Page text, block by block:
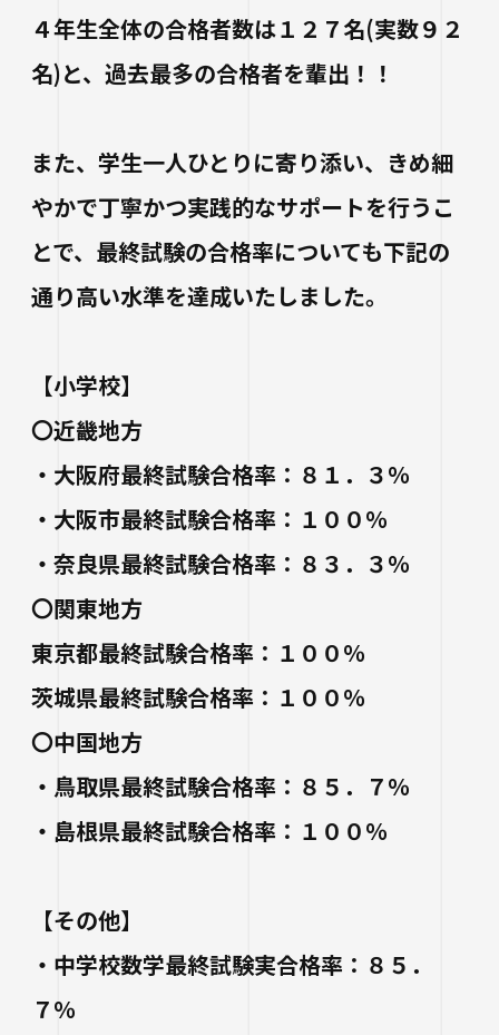
落とし物・忘れ物
学内で地震が発生したら
看護実践開発研究センター ～実施プログラム
知的・人的資源の公開（講師派遣）
生涯学習・公開講座
オープンカレッジ
たいし塾
公開シンポジウム
４年生全体の合格者数は１２７名(実数９２
名)と、過去最多の合格者を輩出！！
また、 学生一人ひとりに寄り添い、きめ細
やかで丁寧かつ実践的なサポートを行うこ
とで、 最終試験の合格率についても下記の
通り高い水準を達成いたしました。
【小学校】
〇近畿地方
・大阪府最終試験合格率：８１．３％
・大阪市最終試験合格率：１００％
・奈良県最終試験合格率：８３．３％
〇関東地方
東京都最終試験合格率：１００％
茨城県最終試験合格率：１００％
〇中国地方
・鳥取県最終試験合格率：８５．７％
・島根県最終試験合格率：１００％
【その他】
・中学校数学最終試験実合格率：８５．
７％